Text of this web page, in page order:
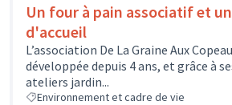
Un four à pain associatif et
d'accueil
L’association De La Graine Aux
développée depuis 4 ans, et grâce à
ateliers jardin...
Environnement et cadre de vie